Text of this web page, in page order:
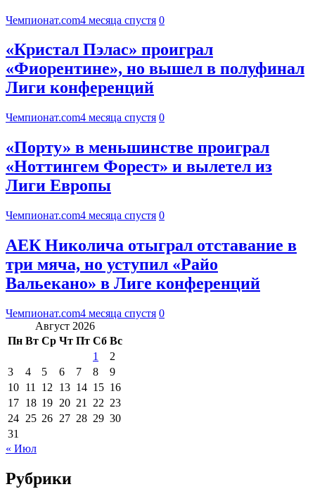
Чемпионат.com4 месяца спустя 0
«Кристал Пэлас» проиграл
«Фиорентине», но вышел в полуфинал
Лиги конференций
Чемпионат.com4 месяца спустя 0
«Порту» в меньшинстве проиграл
«Ноттингем Форест» и вылетел из
Лиги Европы
Чемпионат.com4 месяца спустя 0
АЕК Николича отыграл отставание в
три мяча, но уступил «Райо
Вальекано» в Лиге конференций
Чемпионат.com4 месяца спустя 0
Август 2026
Пн Вт Ср Чт Пт Сб Вс
1
2
3
4 5 6 7 8
9
10 11 12 13 14 15 16
17 18 19 20 21 22 23
24 25 26 27 28 29 30
31
« Июл
Рубрики